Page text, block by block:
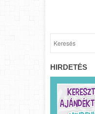
HIRDETÉS